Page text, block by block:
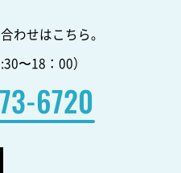
わせはこちら。
〜18：00）
6720